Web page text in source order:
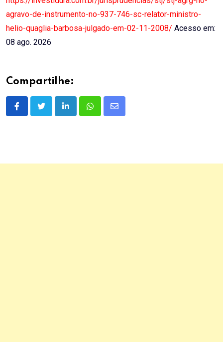
agravo-de-instrumento-no-937-746-sc-relator-ministro-
helio-quaglia-barbosa-julgado-em-02-11-2008/ Acesso em:
08 ago. 2026
Compartilhe:
LinkedInWhatsappShare